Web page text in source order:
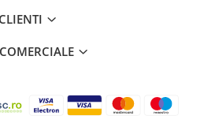
CLIENTI